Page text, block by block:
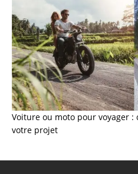
Voiture ou moto pour voyager
votre projet